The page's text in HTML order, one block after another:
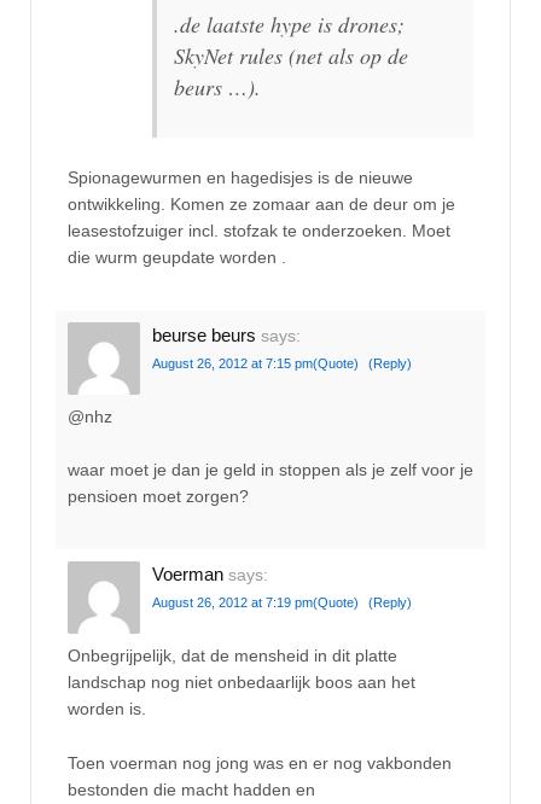
.de laatste hype is drones;
SkyNet rules (net als op de
beurs …).
Spionagewurmen en hagedisjes is de nieuwe
ontwikkeling. Komen ze zomaar aan de deur om je
leasestofzuiger incl. stofzak te onderzoeken. Moet
die wurm geupdate worden .
beurse beurs says:
August 26, 2012 at 7:15 pm(Quote) (Reply)
@nhz
waar moet je dan je geld in stoppen als je zelf voor je
pensioen moet zorgen?
Voerman says:
August 26, 2012 at 7:19 pm(Quote) (Reply)
Onbegrijpelijk, dat de mensheid in dit platte
landschap nog niet onbedaarlijk boos aan het
worden is.
Toen voerman nog jong was en er nog vakbonden
bestonden die macht hadden en